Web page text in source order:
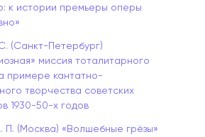
к истории премьеры оперы
(Санкт-Петербург)
миссия тоталитарного
примере кантатно-
творчества советских
1930-50-х годов
П. (Москва) «Волшебные грёзы»